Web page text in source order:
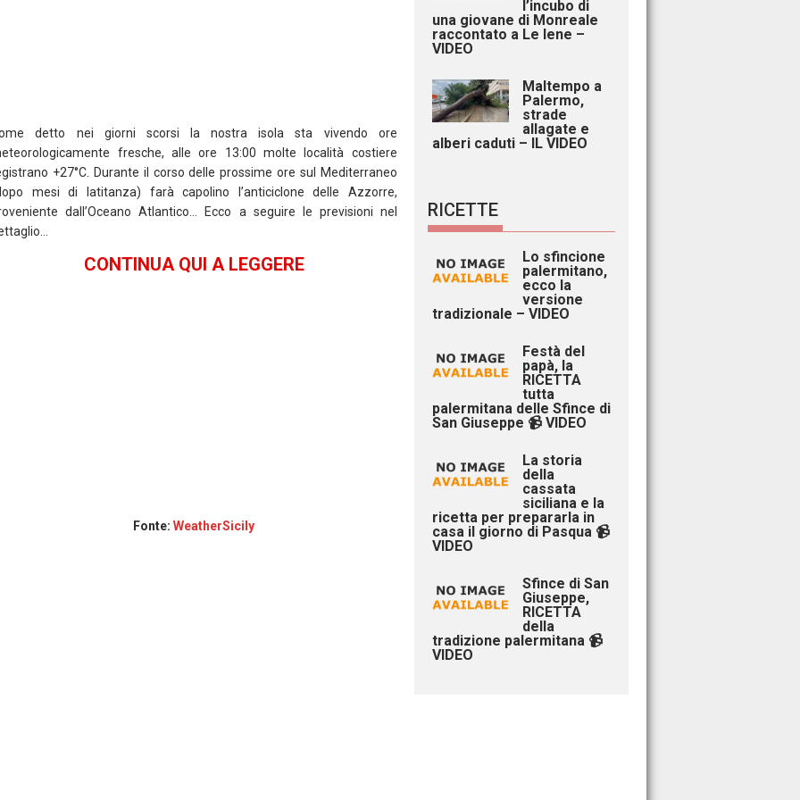
detto nei giorni scorsi la nostra isola sta vivendo ore
fresche, alle ore 13:00 molte località costiere
+27°C. Durante il corso delle prossime ore sul Mediterraneo
mesi di latitanza) farà capolino l’anticiclone delle Azzorre,
dall’Oceano Atlantico… Ecco a seguire le previsioni nel
CONTINUA QUI A LEGGERE
Fonte:WeatherSicily
l’incubo di
una giovane di Monreale
raccontato a Le Iene –
VIDEO
Maltempo a
Palermo,
strade
allagate e
alberi caduti – IL VIDEO
RICETTE
Lo sfincione
palermitano,
ecco la
versione
tradizionale – VIDEO
Festà del
papà, la
RICETTA
tutta
palermitana delle Sfince di
San Giuseppe 📹 VIDEO
La storia
della
cassata
siciliana e la
ricetta per prepararla in
casa il giorno di Pasqua 📹
VIDEO
Sfince di San
Giuseppe,
RICETTA
della
tradizione palermitana 📹
VIDEO